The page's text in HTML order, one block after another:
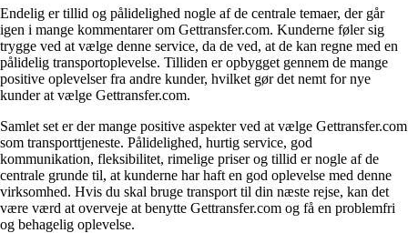
Endelig er tillid og pålidelighed nogle af de centrale temaer, der går
igen i mange kommentarer om Gettransfer.com. Kunderne føler sig
trygge ved at vælge denne service, da de ved, at de kan regne med en
pålidelig transportoplevelse. Tilliden er opbygget gennem de mange
positive oplevelser fra andre kunder, hvilket gør det nemt for nye
kunder at vælge Gettransfer.com.
Samlet set er der mange positive aspekter ved at vælge Gettransfer.com
som transporttjeneste. Pålidelighed, hurtig service, god
kommunikation, fleksibilitet, rimelige priser og tillid er nogle af de
centrale grunde til, at kunderne har haft en god oplevelse med denne
virksomhed. Hvis du skal bruge transport til din næste rejse, kan det
være værd at overveje at benytte Gettransfer.com og få en problemfri
og behagelig oplevelse.